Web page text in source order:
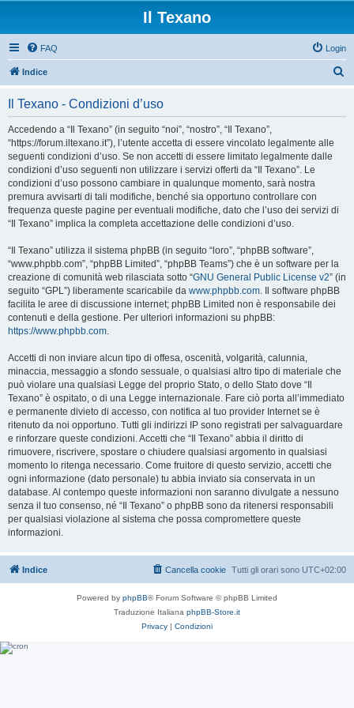
Il Texano
FAQ Login
Indice
Il Texano - Condizioni d’uso
Accedendo a “Il Texano” (in seguito “noi”, “nostro”, “Il Texano”,
“https://forum.iltexano.it”), l’utente accetta di essere vincolato legalmente alle
seguenti condizioni d’uso. Se non accetti di essere limitato legalmente dalle
condizioni d’uso seguenti non utilizzare i servizi offerti da “Il Texano”. Le
condizioni d’uso possono cambiare in qualunque momento, sarà nostra
premura avvisarti di tali modifiche, benché sia opportuno controllare con
frequenza queste pagine per eventuali modifiche, dato che l’uso dei servizi di
“Il Texano” implica la completa accettazione delle condizioni d’uso.
“Il Texano” utilizza il sistema phpBB (in seguito “loro”, “phpBB software”,
“www.phpbb.com”, “phpBB Limited”, “phpBB Teams”) che è un software per la
creazione di comunità web rilasciata sotto “GNU General Public License v2” (in
seguito “GPL”) liberamente scaricabile da www.phpbb.com. Il software phpBB
facilita le aree di discussione internet; phpBB Limited non è responsabile dei
contenuti e della gestione. Per ulteriori informazioni su phpBB:
https://www.phpbb.com.
Accetti di non inviare alcun tipo di offesa, oscenità, volgarità, calunnia,
minaccia, messaggio a sfondo sessuale, o qualsiasi altro tipo di materiale che
può violare una qualsiasi Legge del proprio Stato, o dello Stato dove “Il
Texano” è ospitato, o di una Legge internazionale. Fare ciò porta all’immediato
e permanente divieto di accesso, con notifica al tuo provider Internet se è
ritenuto da noi opportuno. Tutti gli indirizzi IP sono registrati per salvaguardare
e rinforzare queste condizioni. Accetti che “Il Texano” abbia il diritto di
rimuovere, riscrivere, spostare o chiudere qualsiasi argomento in qualsiasi
momento lo ritenga necessario. Come fruitore di questo servizio, accetti che
ogni informazione (dato personale) tu abbia inviato sia conservata in un
database. Al contempo queste informazioni non saranno divulgate a nessuno
senza il tuo consenso, né “Il Texano” o phpBB sono da ritenersi responsabili
per qualsiasi violazione al sistema che possa compromettere queste
informazioni.
Indice Tutti gli orari sono UTC+02:00
Cancella cookie
Powered by phpBB® Forum Software © phpBB Limited
Traduzione Italiana phpBB-Store.it
Privacy | Condizioni